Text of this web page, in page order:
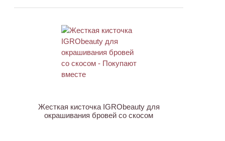
Жесткая кисточка IGRObeauty для
окрашивания бровей со скосом